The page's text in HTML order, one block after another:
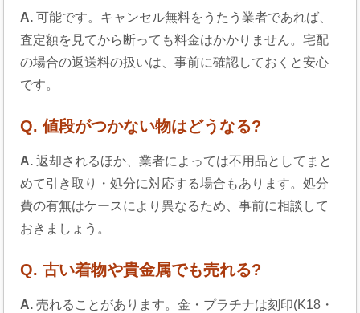
A. 可能です。キャンセル無料をうたう業者であれば、
査定額を見てから断っても料金はかかりません。宅配
の場合の返送料の扱いは、事前に確認しておくと安心
です。
Q. 値段がつかない物はどうなる?
A. 返却されるほか、業者によっては不用品としてまと
めて引き取り・処分に対応する場合もあります。処分
費の有無はケースにより異なるため、事前に相談して
おきましょう。
Q. 古い着物や貴金属でも売れる?
A. 売れることがあります。金・プラチナは刻印(K18・